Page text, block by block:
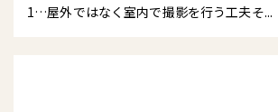
1…屋外ではなく室内で撮影を行う工夫そ...